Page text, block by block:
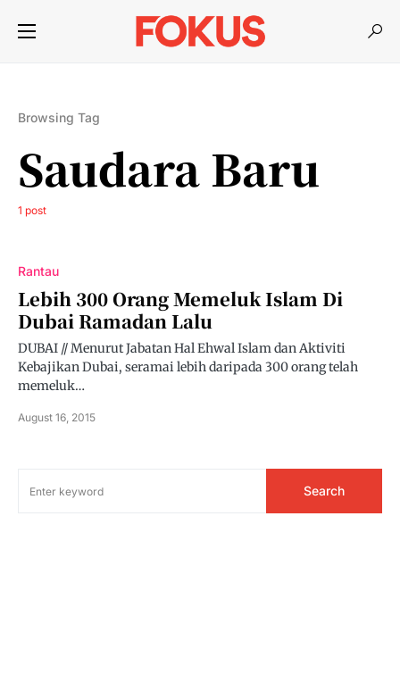
Browsing Tag
Saudara Baru
1 post
Rantau
Lebih 300 Orang Memeluk Islam Di
Dubai Ramadan Lalu
DUBAI // Menurut Jabatan Hal Ehwal Islam dan Aktiviti
Kebajikan Dubai, seramai lebih daripada 300 orang telah
memeluk…
August 16, 2015
Search